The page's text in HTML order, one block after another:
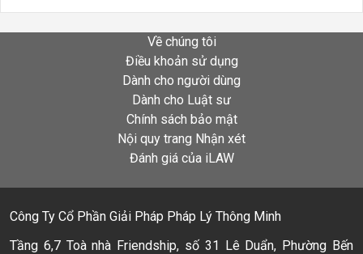
Về chúng tôi
Điều khoản sử dụng
Dành cho người dùng
Dành cho Luật sư
Chính sách bảo mật
Nội quy trang Nhận xét
Đánh giá của iLAW
Công Ty Cổ Phần Giải Pháp Pháp Lý Thông Minh
Tầng 6,7 Toà nhà Friendship, số 31 Lê Duẩn, Phường Bến